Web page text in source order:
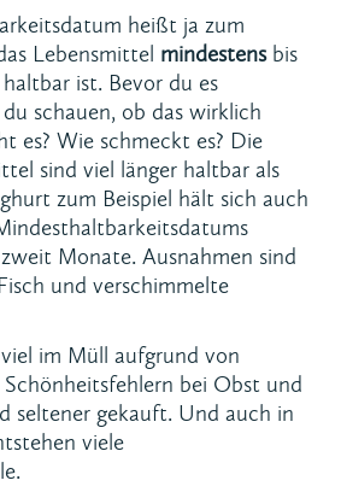
heißt ja zum
Lebensmittel mindestensbis
ist. Bevor du es
schauen, ob das wirklich
es? Wie schmeckt es? Die
sind viel länger haltbar als
zum Beispiel hält sich auch
Monate. Ausnahmen sind
und verschimmelte
im Müll aufgrund von
bei Obst und
seltener gekauft. Und auch in
viele